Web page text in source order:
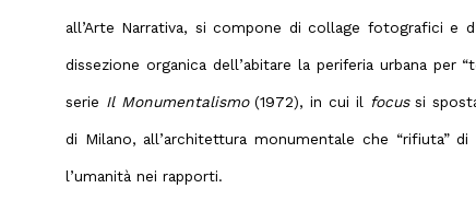
all’Arte Narrativa, si compone di collage fotografici e
dissezione organica dell’abitare la periferia urbana per
serie Il Monumentalismo(1972), in cui il focussi
di Milano, all’architettura monumentale che “rifiuta”
l’umanità nei rapporti.